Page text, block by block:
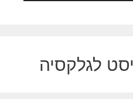
לגלקסיה